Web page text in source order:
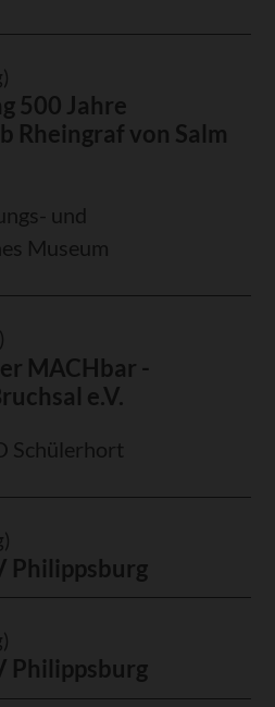
500 Jahre
Rheingraf von Salm
und
Museum
MACHbar -
e.V.
Schülerhort
Philippsburg
Philippsburg